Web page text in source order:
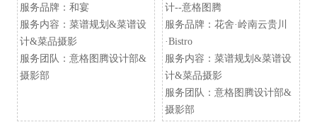
服务品牌：和宴
服务内容：菜谱规划&菜谱设
计&菜品摄影
服务团队：意格图腾设计部&
摄影部
计--意格图腾
服务品牌：花舍·岭南云贵川
·Bistro
服务内容：菜谱规划&菜谱设
计&菜品摄影
服务团队：意格图腾设计部&
摄影部